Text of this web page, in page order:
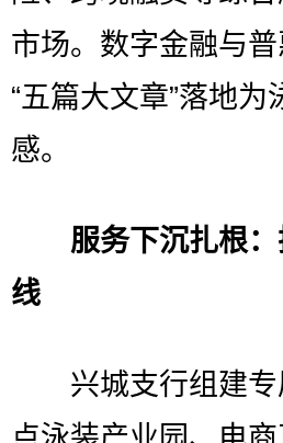
市场。数字金融与
“五篇大文章”落地
感。
服务下沉扎根
线
兴城支行组建专